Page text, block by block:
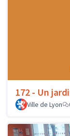
172 - Un
Ville de Lyon